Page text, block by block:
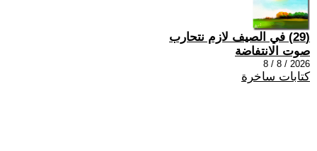
(29) في الصيف لازم نتحارب
صوت الانتفاضة
2026 / 8 / 8
كتابات ساخرة